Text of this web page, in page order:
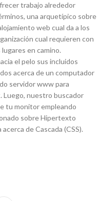
trabajo alrededor
una arquetípico sobre
web cual da a los
cual requieren con
en camino.
el pelo sus incluidos
acerca de un computador
servidor www para
Luego, nuestro buscador
tu monitor empleando
sobre Hipertexto
de Cascada (CSS).